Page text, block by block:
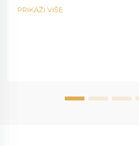
pranja. Zaštitite zdravlje vaše djece
PRIKAŽI VIŠE